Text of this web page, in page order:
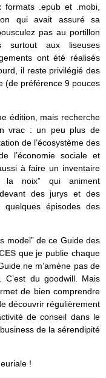
formats .epub et .mobi,
qui avait assuré sa
pas au portillon
surtout aux liseuses
ont été réalisés
il reste privilégié des
(de préférence 9 pouces
édition, mais recherche
vrac : un peu plus de
de l’écosystème des
l’économie sociale et
à faire un inventaire
la noix” qui animent
des jurys et des
épisodes des
model” de ce Guide des
que je publie chaque
ne m’amène pas de
C’est du goodwill. Mais
de bien comprendre
découvrir régulièrement
de conseil dans le
de la sérendipité
!